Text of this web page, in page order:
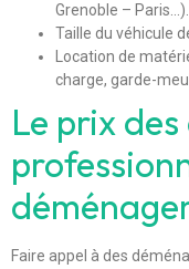
Grenoble – Paris…).
Taille du véhicule
Location de
charge, garde-
Le prix
Faire appel à des